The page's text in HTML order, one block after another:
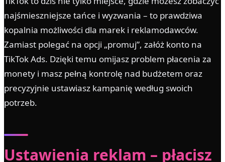
najśmieszniejsze tańce i wyzwania – to prawdziwa
kopalnia możliwości dla marek i reklamodawców.
Zamiast polegać na opcji „promuj”, załóż konto na
TikTok Ads. Dzięki temu omijasz problem płacenia za
monety i masz pełną kontrolę nad budżetem oraz
precyzyjnie ustawiasz kampanię według swoich
potrzeb.
Ustawienia reklam – płacisz